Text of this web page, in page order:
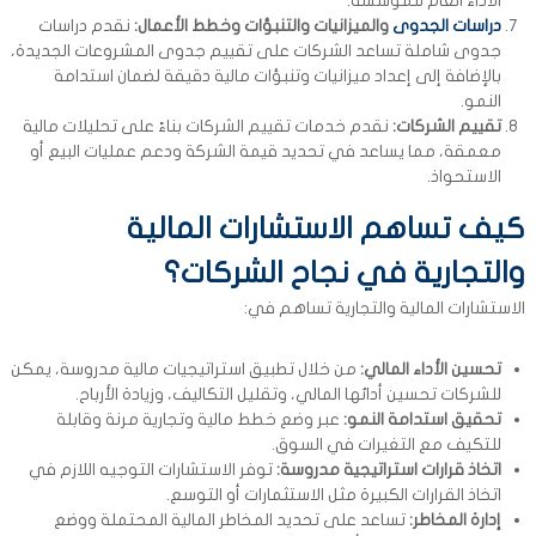
دراسات الجدوى والميزانيات والتنبؤات وخطط الأعمال: نقدم دراسات
جدوى شاملة تساعد الشركات على تقييم جدوى المشروعات الجديدة،
بالإضافة إلى إعداد ميزانيات وتنبؤات مالية دقيقة لضمان استدامة
النمو.
تقييم الشركات: نقدم خدمات تقييم الشركات بناءً على تحليلات مالية
معمقة، مما يساعد في تحديد قيمة الشركة ودعم عمليات البيع أو
الاستحواذ.
كيف تساهم الاستشارات المالية
والتجارية في نجاح الشركات؟
الاستشارات المالية والتجارية تساهم في:
تحسين الأداء المالي: من خلال تطبيق استراتيجيات مالية مدروسة، يمكن
للشركات تحسين أدائها المالي، وتقليل التكاليف، وزيادة الأرباح.
تحقيق استدامة النمو: عبر وضع خطط مالية وتجارية مرنة وقابلة
للتكيف مع التغيرات في السوق.
اتخاذ قرارات استراتيجية مدروسة: توفر الاستشارات التوجيه اللازم في
اتخاذ القرارات الكبيرة مثل الاستثمارات أو التوسع.
إدارة المخاطر: تساعد على تحديد المخاطر المالية المحتملة ووضع